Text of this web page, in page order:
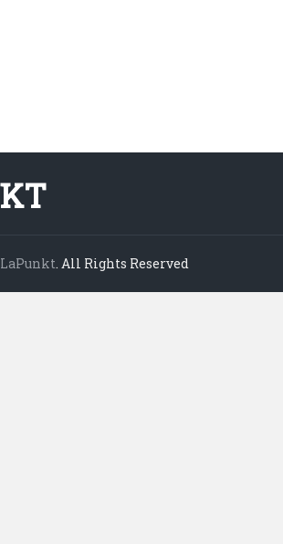
LaPunkt. All Rights Reserved